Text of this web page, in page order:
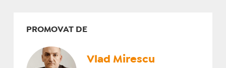
PROMOVAT DE
Vlad Mirescu